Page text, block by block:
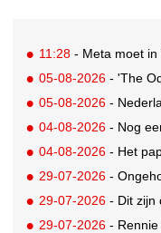
11:28 - Meta moet in VS
05-08-2026 - 'The
05-08-2026 - Nederlander
04-08-2026 - Nog een
04-08-2026 - Het
29-07-2026 - Ongehoord
29-07-2026 - Dit zijn de
29-07-2026 - Rennie